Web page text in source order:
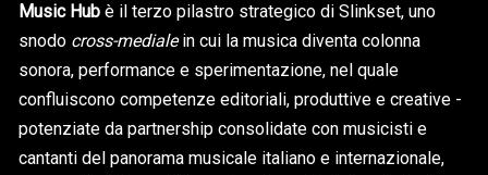
Music Hubè il terzo pilastro strategico di Slinkset, uno
snodo cross-medialein cui la musica diventa colonna
sonora, performance e sperimentazione, nel quale
confluiscono competenze editoriali, produttive e creative -
potenziate da partnership consolidate con musicisti e
cantanti del panorama musicale italiano e internazionale,